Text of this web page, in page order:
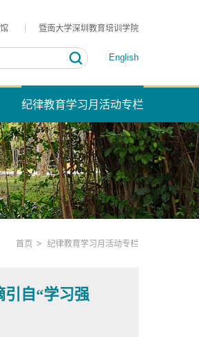
暨南大学深圳教育培训学院
English
纪律教育学习月活动专栏
首页 > 纪律教育学习月活动专栏
自“学习强